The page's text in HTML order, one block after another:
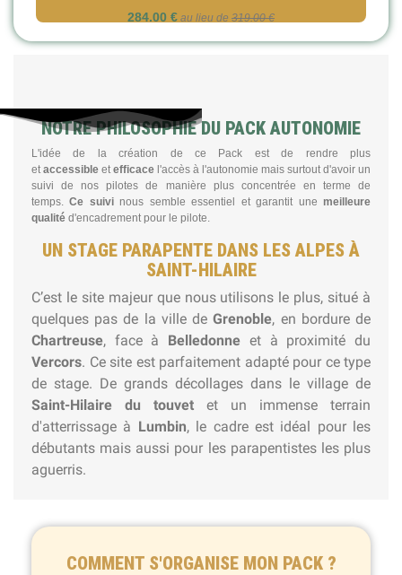
284.00 € au lieu de 319.00 €
NOTRE PHILOSOPHIE DU PACK AUTONOMIE
L'idée de la création de ce Pack est de rendre plus
et accessible et efficace l'accès à l'autonomie mais surtout d'avoir un
suivi de nos pilotes de manière plus concentrée en terme de
temps.Ce suivinous semble essentiel et garantit unemeilleure
qualité d'encadrement pour le pilote.
UN STAGE PARAPENTE DANS LES ALPES À
SAINT-HILAIRE
C’est le site majeur que nous utilisons le plus, situé à
quelques pas de la ville deGrenoble, en bordure de
Chartreuse, face à Belledonne et à proximité du
Vercors. Ce site est parfaitement adapté pour ce type
de stage. De grands décollages dans le village de
Saint-Hilaire du touvet et un immense terrain
d'atterrissage à Lumbin, le cadre est idéal pour les
débutants mais aussi pour les parapentistes les plus
aguerris.
COMMENT S'ORGANISE MON PACK ?